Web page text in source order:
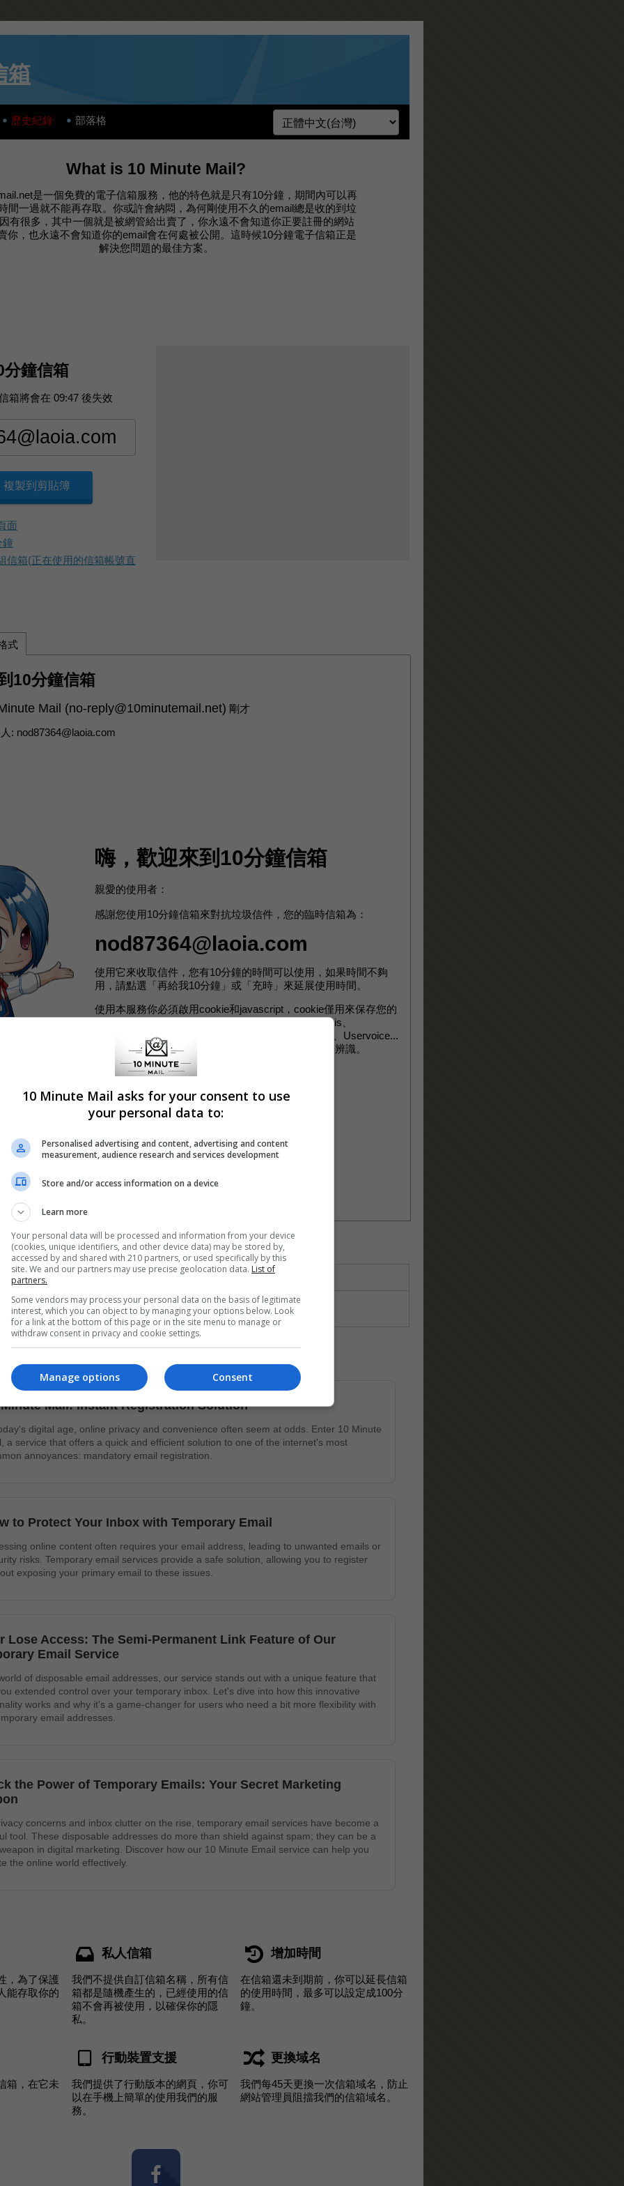
箱
歷史紀錄 部落格
What is 10 Minute Mail?
是一個免費的電子信箱服務，他的特色就是只有10分鐘，期間內可以再
間一過就不能再存取。你或許會納悶，為何剛使用不久的email總是收的到垃
有很多，其中一個就是被網管給出賣了，你永遠不會知道你正要註冊的網站
你，也永遠不會知道你的email會在何處被公開。這時候10分鐘電子信箱正是
解決您問題的最佳方案。
分鐘信箱
箱將會在 09:46後失效
複製到剪貼簿
面
鐘
信箱(正在使用的信箱帳號直
式
10分鐘信箱
Mail (no-reply@10minutemail.net) 剛才
: nod87364@laoia.com
嗨，歡迎來到10分鐘信箱
親愛的使用者：
感謝您使用10分鐘信箱來對抗垃圾信件，您的臨時信箱為：
nod87364@laoia.com
使用它來收取信件，您有10分鐘的時間可以使用，如果時間不夠
用，請點選「再給我10分鐘」或「充時」來延展使用時間。
使用本服務你必須啟用cookie和javascript，cookie僅用來保存您的
session id和語言參數，除了以下第三方服務：Addthis、
Adsense、Analytics、Facebook、Google+、Twitter、Uservoice...
等我們不會將您的個人資訊交付於他人，或用於身分辨識。
10 Minute Mail 小組
跟隨我們：
Facebook
Twitter
嗨，歡迎來到10分鐘信箱 剛才
Mail: Instant Registration Solution
digital age, online privacy and convenience often seem at odds. Enter 10 Minute
a service that offers a quick and efficient solution to one of the internet's most
annoyances: mandatory email registration.
to Protect Your Inbox with Temporary Email
online content often requires your email address, leading to unwanted emails or
risks. Temporary email services provide a safe solution, allowing you to register
exposing your primary email to these issues.
Lose Access: The Semi-Permanent Link Feature of Our
Email Service
of disposable email addresses, our service stands out with a unique feature that
extended control over your temporary inbox. Let's dive into how this innovative
works and why it's a game-changer for users who need a bit more flexibility with
email addresses.
the Power of Temporary Emails: Your Secret Marketing
concerns and inbox clutter on the rise, temporary email services have become a
tool. These disposable addresses do more than shield against spam; they can be a
in digital marketing. Discover how our 10 Minute Email service can help you
the online world effectively.
，為了保護
能存取你的
私人信箱
我們不提供自訂信箱名稱，所有信
箱都是隨機產生的，已經使用的信
箱不會再被使用，以確保你的隱
私。
增加時間
在信箱還未到期前，你可以延長信箱
的使用時間，最多可以設定成100分
鐘。
箱，在它未
行動裝置支援
我們提供了行動版本的網頁，你可
以在手機上簡單的使用我們的服
務。
更換域名
我們每45天更換一次信箱域名，防止
網站管理員阻擋我們的信箱域名。
10 Minute Mail asks for your consent to use
your personal data to:
Personalised advertising and content, advertising and content
measurement, audience research and services development
Store and/or access information on a device
Learn more
Your personal data will be processed and information from your device
(cookies, unique identifiers, and other device data) may be stored by,
accessed by and shared with 210 partners, or used specifically by this
site. We and our partners may use precise geolocation data. List of
partners.
Some vendors may process your personal data on the basis of legitimate
interest, which you can object to by managing your options below. Look
for a link at the bottom of this page or in the site menu to manage or
withdraw consent in privacy and cookie settings.
Consent
Manage options